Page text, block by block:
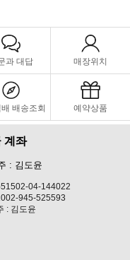
과 대답 매장위치
배송조회 예약상품
계좌
: 김도윤
04-144022
945-525593
: 김도윤